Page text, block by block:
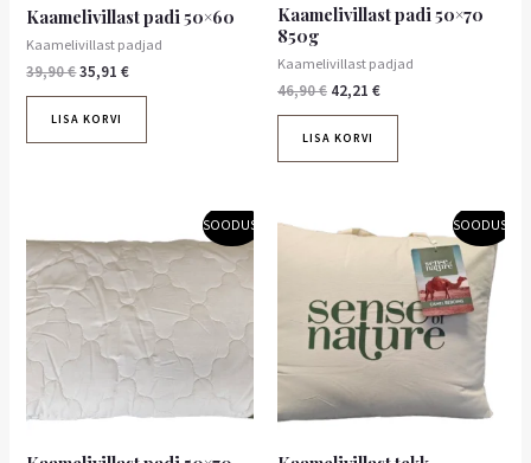
Kaamelivillast padi 50×60
Kaamelivillast padjad
39,90€35,91€
LISA KORVI
Kaamelivillast padi 50×70
850g
Kaamelivillast padjad
46,90€ 42,21 €
LISA KORVI
SOODUS!
hind
oli:
44,90 €.
hind
on:
40,41 €.
SOODUS!
hind
Praegune
hind
on:
134,10 €.